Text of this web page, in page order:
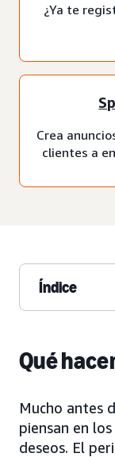
¿Ya te
Crea
clientes a
Índice
Qué
Mucho antes
piensan en
deseos. El